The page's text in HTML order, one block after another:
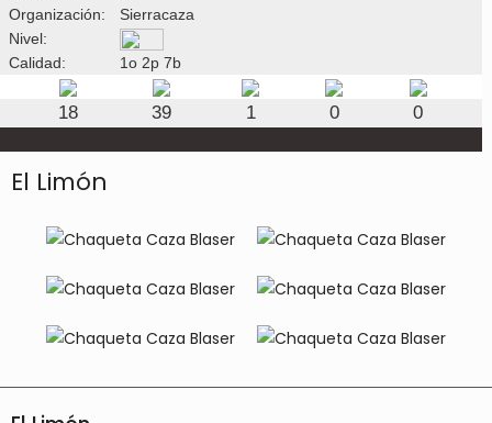
Organización:
Sierracaza
Nivel:
Calidad:
1o 2p 7b
18 39 1 0 0
El Limón